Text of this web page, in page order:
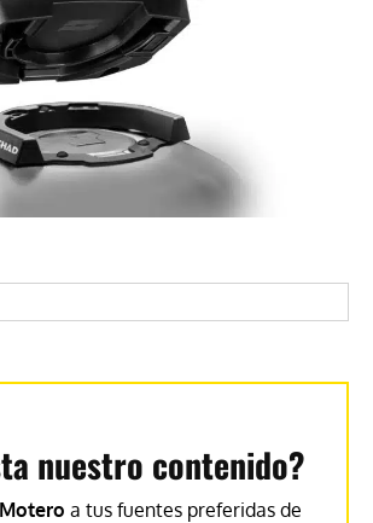
nuestro contenido?
a tus fuentes preferidas de